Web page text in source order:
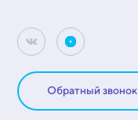
Обратный звонок